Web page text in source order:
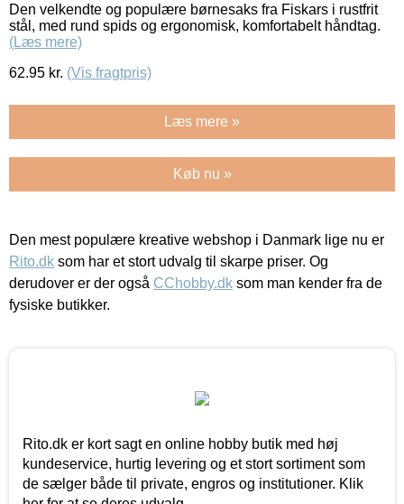
Den velkendte og populære børnesaks fra Fiskars i rustfrit
stål, med rund spids og ergonomisk, komfortabelt håndtag.
(Læs mere)
62.95 kr. (Vis fragtpris)
Læs mere »
Køb nu »
Den mest populære kreative webshop i Danmark lige nu er
Rito.dk som har et stort udvalg til skarpe priser. Og
derudover er der også CChobby.dk som man kender fra de
fysiske butikker.
Rito.dk er kort sagt en online hobby butik med høj
kundeservice, hurtig levering og et stort sortiment som
de sælger både til private, engros og institutioner. Klik